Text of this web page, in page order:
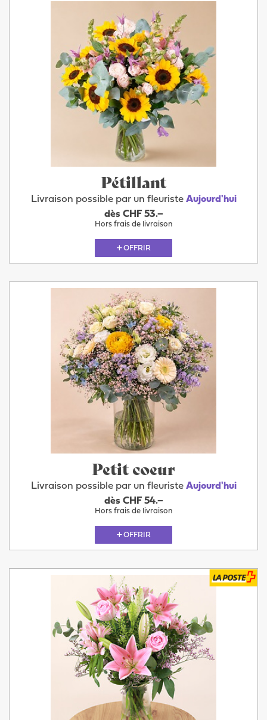
Pétillant
Livraison possible par un fleuriste Aujourd'hui
dès CHF 53.–
Hors frais de livraison
OFFRIR
Petit coeur
Livraison possible par un fleuriste Aujourd'hui
dès CHF 54.–
Hors frais de livraison
OFFRIR